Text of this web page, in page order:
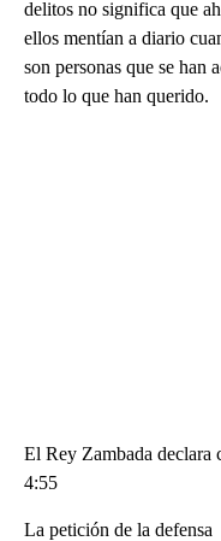
delitos no significa que
ellos mentían a diario
son personas que se han
todo lo que han querido.
El Rey Zambada
4:55
La petición de la defensa